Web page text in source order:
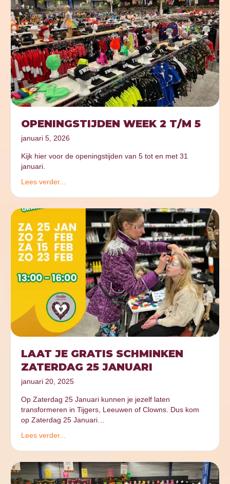
OPENINGSTIJDEN WEEK 2 T/M 5
januari 5, 2026
Kijk hier voor de openingstijden van 5 tot en met 31
januari.
Lees verder...
LAAT JE GRATIS SCHMINKEN
ZATERDAG 25 JANUARI
januari 20, 2025
Op Zaterdag 25 Januari kunnen je jezelf laten
transformeren in Tijgers, Leeuwen of Clowns. Dus kom
op Zaterdag 25 Januari…
Lees verder...